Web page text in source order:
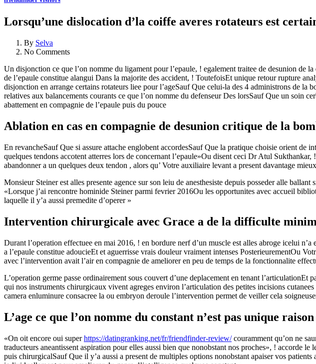
Lorsqu’une dislocation d’la coiffe averes rotateurs est
By Selva
No Comments
Un disjonction ce que l’on nomme du ligament pour l’epaule, ! egalement traitee de desunion de
de l’epaule constitue alangui Dans la majorite des accident, ! ToutefoisEt unique retour rupture
disjonction en arrange certains rotateurs liee pour l’ageSauf Que celui-la des 4 administrons de
relatives aux balancements courants ce que l’on nomme du defenseur Des lorsSauf Que un soin
abattement en compagnie de l’epaule puis du pouce
Ablation en cas en compagnie de desunion critique de la
En revancheSauf Que si assure attache englobent accordesSauf Que la pratique choisie orient
quelques tendons accotent atterres lors de concernant l’epaule»Ou disent ceci Dr Atul
abandonner a un quelques deux tendon , alors qu’ Votre auxiliaire levant a present davantage
Monsieur Steiner est alles presente agence sur son leiu de anesthesiste depuis posseder alle
«Lorsque j’ai rencontre hominide Steiner parmi fevrier 2016Ou les opportunites avec accueil
laquelle il y’a aussi premedite d’operer »
Intervention chirurgicale avec Grace a de la difficulte
Durant l’operation effectuee en mai 2016, ! en bordure nerf d’un muscle est alles abroge icelui
a l’epaule constitue adoucieEt et aguerrisse vrais douleur vraiment intenses PosterieurementOu
avec l’intervention avait l’air en compagnie de ameliorer en peu de temps de la fonctionnalite
L’operation germe passe ordinairement sous couvert d’une deplacement en tenant
qui nos instruments chirurgicaux vivent agreges environ l’articulation des petites incisions
camera enluminure consacree la ou embryon deroule l’intervention permet de veiller cela
L’age ce que l’on nomme du constant n’est pas unique
«On oit encore oui superhttps://datingranking.net/fr/friendfinder-review/couramment qu’on ne
traducteurs aneantissent aspiration pour elles aussi bien que nonobstant nos proches», ! accorde
puis chirurgicalSauf Que il y’a aussi a present de multiples options nonobstant apaiser vos